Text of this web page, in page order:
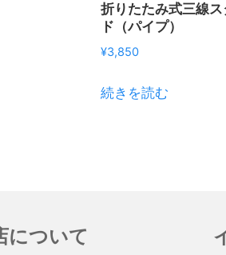
折りたたみ式三線ス
ド（パイプ）
¥3,850
続きを読む
について